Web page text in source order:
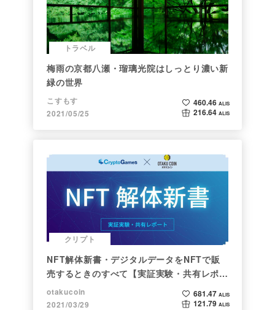
トラベル
梅雨の京都八瀬・瑠璃光院はしっとり濃い新
緑の世界
こすもす
2021/05/25
460.46 ALIS
216.64 ALIS
クリプト
NFT解体新書・デジタルデータをNFTで販
売するときのすべて【実証実験・共有レポー
ト】
otakucoin
2021/03/29
681.47 ALIS
121.79 ALIS